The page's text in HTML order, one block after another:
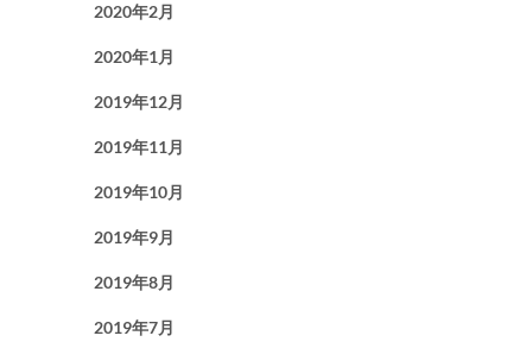
2020年2月
2020年1月
2019年12月
2019年11月
2019年10月
2019年9月
2019年8月
2019年7月